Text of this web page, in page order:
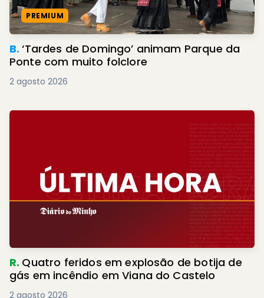
PREMIUM
B.‘Tardes de Domingo’ animam Parque da
Ponte com muito folclore
2 agosto 2026
R. Quatro feridos em explosão de botija de
gás em incêndio em Viana do Castelo
2 agosto 2026